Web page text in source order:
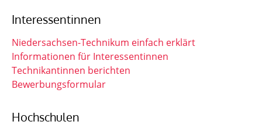
Interessentinnen
Niedersachsen-Technikum einfach erklärt
Informationen für Interessentinnen
Technikantinnen berichten
Bewerbungsformular
Hochschulen